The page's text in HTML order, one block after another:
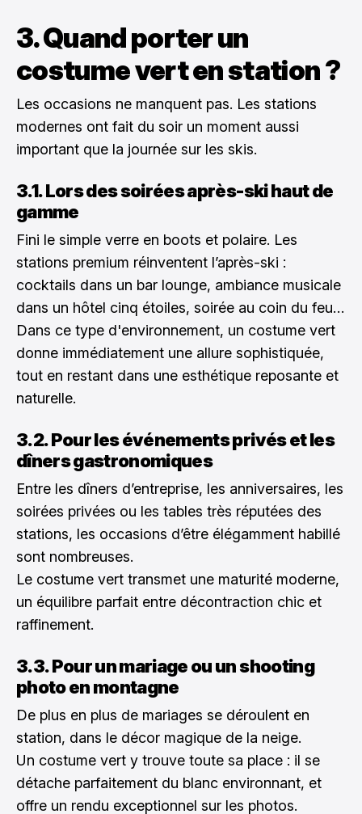
3. Quand porter un
costume vert en station ?
Les occasions ne manquent pas. Les stations
modernes ont fait du soir un moment aussi
important que la journée sur les skis.
3.1. Lors des soirées après-ski haut de
gamme
Fini le simple verre en boots et polaire. Les
stations premium réinventent l’après-ski :
cocktails dans un bar lounge, ambiance musicale
dans un hôtel cinq étoiles, soirée au coin du feu…
Dans ce type d'environnement, un costume vert
donne immédiatement une allure sophistiquée,
tout en restant dans une esthétique reposante et
naturelle.
3.2. Pour les événements privés et les
dîners gastronomiques
Entre les dîners d’entreprise, les anniversaires, les
soirées privées ou les tables très réputées des
stations, les occasions d’être élégamment habillé
sont nombreuses.
Le costume vert transmet une maturité moderne,
un équilibre parfait entre décontraction chic et
raffinement.
3.3. Pour un mariage ou un shooting
photo en montagne
De plus en plus de mariages se déroulent en
station, dans le décor magique de la neige.
Un costume vert y trouve toute sa place : il se
détache parfaitement du blanc environnant, et
offre un rendu exceptionnel sur les photos.